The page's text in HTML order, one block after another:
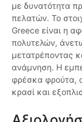
με δυνατότητα
πελατών. Το
Greece είναι η
πολυτελών,
μετατρέποντας
ανάμνηση. Η
φρέσκα φρούτα,
κρασί και